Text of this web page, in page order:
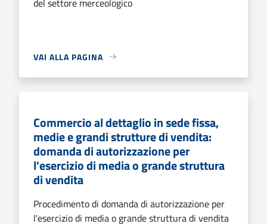
VAI ALLA PAGINA
Commercio al dettaglio in sede fissa,
medie e grandi strutture di vendita:
domanda di autorizzazione per
l'esercizio di media o grande struttura
di vendita
Procedimento di domanda di autorizzazione per
l'esercizio di media o grande struttura di vendita